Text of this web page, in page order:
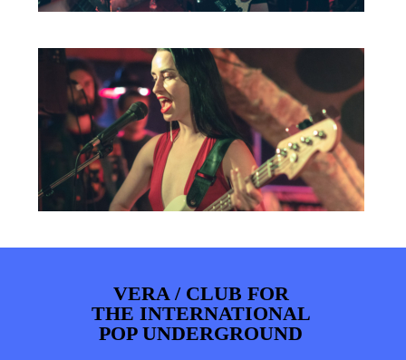
VERA / CLUB FOR
THE INTERNATIONAL
POP UNDERGROUND